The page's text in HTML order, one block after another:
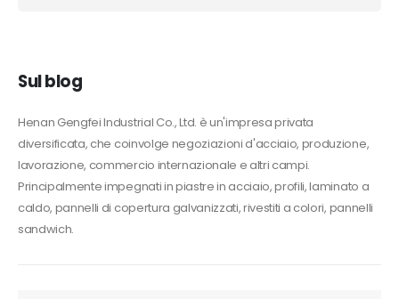
Sul blog
Henan Gengfei Industrial Co., Ltd. è un'impresa privata
diversificata, che coinvolge negoziazioni d'acciaio, produzione,
lavorazione, commercio internazionale e altri campi.
Principalmente impegnati in piastre in acciaio, profili, laminato a
caldo, pannelli di copertura galvanizzati, rivestiti a colori, pannelli
sandwich.